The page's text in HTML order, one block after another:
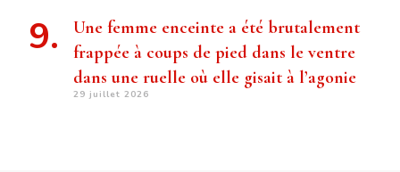
Une femme enceinte a été brutalement
frappée à coups de pied dans le ventre
dans une ruelle où elle gisait à l’agonie
29 juillet 2026